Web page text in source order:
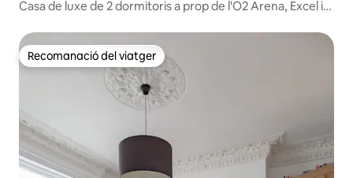
Casa de luxe de 2 dormitoris a prop de l'O2 Arena, Excel i
Recomanació del viatger
Recomanació del viatger